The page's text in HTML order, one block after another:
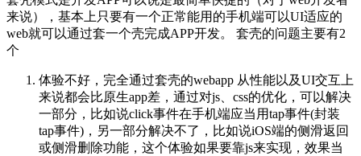
来说），基本上只要有一个正常能用的手机端可以UI适应的
web就可以通过套一个壳完成APP开发。 套壳的问题主要有2
个
体验不好，完全通过套壳的webapp 从性能以及UI交互上
来说都会比原生app差，通过对js、css的优化，可以解决
一部分，比如说click事件在手机端应当用tap事件(封装
tap事件)，另一部分解决不了，比如说iOS端的侧滑返回
或侧滑删除功能，这个体验如果要靠js来实现，效果当